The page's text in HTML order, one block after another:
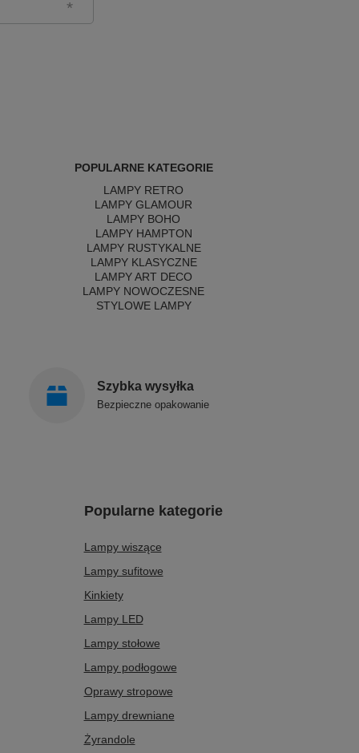
POPULARNE KATEGORIE
LAMPY RETRO
LAMPY GLAMOUR
LAMPY BOHO
LAMPY HAMPTON
LAMPY RUSTYKALNE
LAMPY KLASYCZNE
LAMPY ART DECO
LAMPY NOWOCZESNE
STYLOWE LAMPY
Szybka wysyłka
Bezpieczne opakowanie
Popularne kategorie
Lampy wiszące
Lampy sufitowe
Kinkiety
Lampy LED
Lampy stołowe
Lampy podłogowe
Oprawy stropowe
Lampy drewniane
Żyrandole